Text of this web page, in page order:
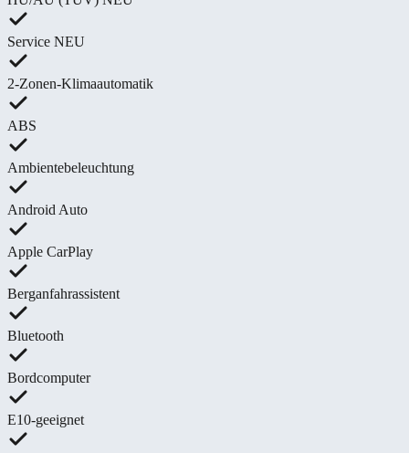
Service NEU
2-Zonen-Klimaautomatik
ABS
Ambientebeleuchtung
Android Auto
Apple CarPlay
Berganfahrassistent
Bluetooth
Bordcomputer
E10-geeignet